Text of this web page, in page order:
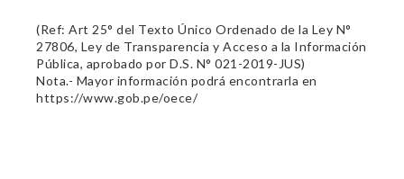
(Ref: Art 25° del Texto Único Ordenado de la Ley N°
27806, Ley de Transparencia y Acceso a la Información
Pública, aprobado por D.S. N° 021-2019-JUS)
Nota.- Mayor información podrá encontrarla en
https://www.gob.pe/oece/